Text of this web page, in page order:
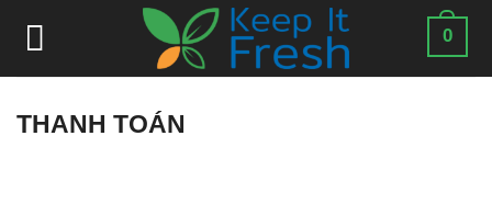
0
THANH TOÁN